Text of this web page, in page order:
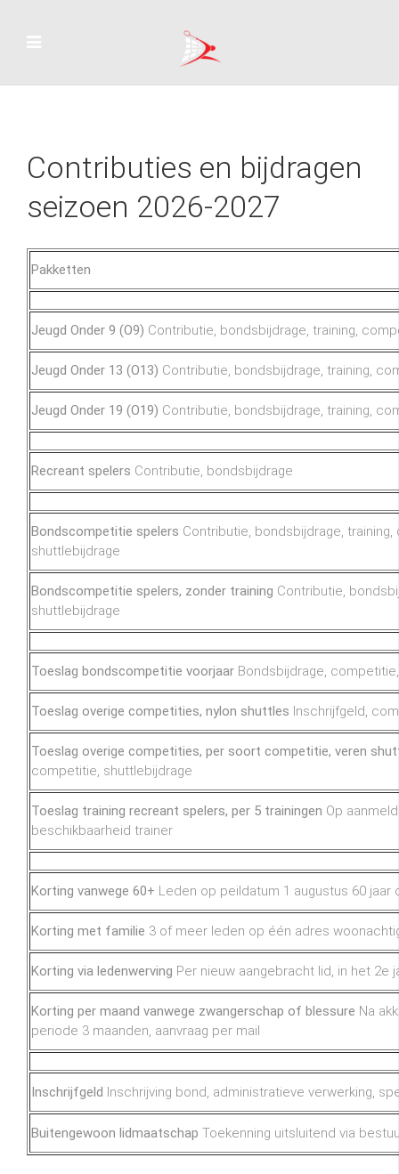
Contributies en bijdragen
seizoen 2026-2027
Pakketten
Jeugd Onder 9 (O9) Contributie, bondsbijdrage, training,
Jeugd Onder 13 (O13) Contributie, bondsbijdrage, training,
Jeugd Onder 19 (O19) Contributie, bondsbijdrage, training,
Recreant spelers Contributie, bondsbijdrage
Bondscompetitie spelers Contributie, bondsbijdrage,
shuttlebijdrage
Bondscompetitie spelers, zonder training Contributie,
shuttlebijdrage
Toeslag bondscompetitie voorjaar Bondsbijdrage,
Toeslag overige competities, nylon shuttles Inschrijfgeld,
Toeslag overige competities, per soort competitie, veren
competitie, shuttlebijdrage
Toeslag training recreant spelers, per 5 trainingen Op
beschikbaarheid trainer
Korting vanwege 60+ Leden op peildatum 1 augustus 60 jaar
Korting met familie 3 of meer leden op één adres
Korting via ledenwerving Per nieuw aangebracht lid, in het 2e
Korting per maand vanwege zwangerschap of blessure Na
periode 3 maanden, aanvraag per mail
Inschrijfgeld Inschrijving bond, administratieve verwerking,
Buitengewoon lidmaatschap Toekenning uitsluitend via